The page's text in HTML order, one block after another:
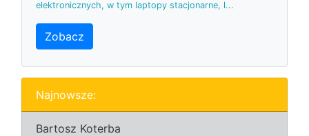
elektronicznych, w tym laptopy stacjonarne, l...
Zobacz
Najnowsze:
Bartosz Koterba